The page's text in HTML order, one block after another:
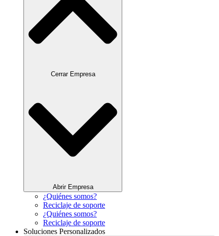
Cerrar Empresa
Abrir Empresa
¿Quiénes somos?
Reciclaje de soporte
¿Quiénes somos?
Reciclaje de soporte
Soluciones Personalizados